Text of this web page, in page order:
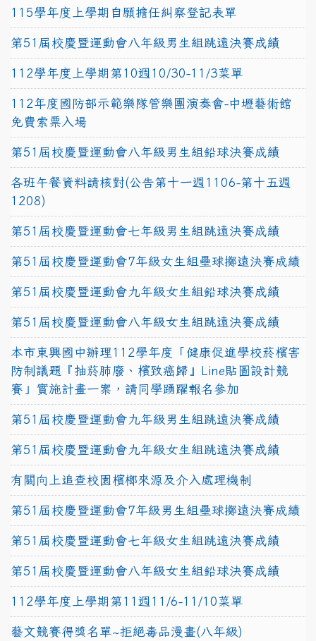
115學年度上學期自願擔任糾察登記表單
第51屆校慶暨運動會八年級男生組跳遠決賽成績
112學年度上學期第10週10/30-11/3菜單
112年度國防部示範樂隊管樂團演奏會-中壢藝術館
免費索票入場
第51屆校慶暨運動會八年級男生組鉛球決賽成績
各班午餐資料請核對(公告第十一週1106-第十五週
1208)
第51屆校慶暨運動會七年級男生組跳遠決賽成績
第51屆校慶暨運動會7年級女生組壘球擲遠決賽成績
第51屆校慶暨運動會九年級女生組鉛球決賽成績
第51屆校慶暨運動會八年級女生組跳遠決賽成績
本市東興國中辦理112學年度「健康促進學校菸檳害
防制議題『抽菸肺廢、檳致癌歸』Line貼圖設計競
賽」實施計畫一案，請同學踴躍報名參加
第51屆校慶暨運動會九年級男生組跳遠決賽成績
第51屆校慶暨運動會九年級女生組跳遠決賽成績
有關向上追查校園檳榔來源及介入處理機制
第51屆校慶暨運動會7年級男生組壘球擲遠決賽成績
第51屆校慶暨運動會七年級女生組跳遠決賽成績
第51屆校慶暨運動會八年級女生組鉛球決賽成績
112學年度上學期第11週11/6-11/10菜單
藝文競賽得獎名單~拒絕毒品漫畫(八年級)